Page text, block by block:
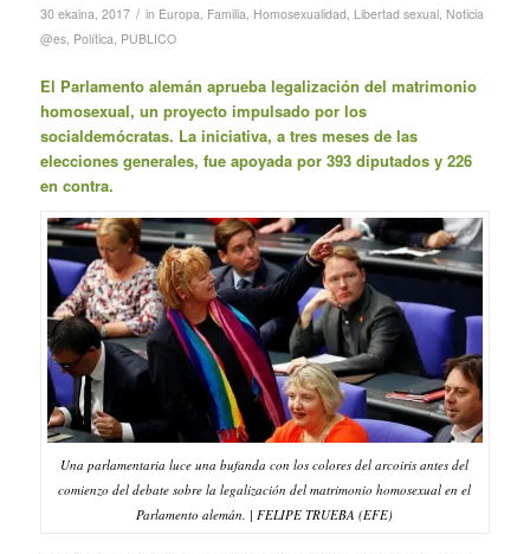
30 ekaina, 2017 / in Europa Familia Homosexualidad Libertad sexual, Noticia
@es, Política PUBLICO
El Parlamento alemán aprueba legalización del matrimonio
homosexual, un proyecto impulsado por los
socialdemócratas. La iniciativa, a tres meses de las
elecciones generales, fue apoyada por 393 diputados y 226
en contra.
Una parlamentaria luce una bufanda con los colores del arcoiris antes del
comienzo del debate sobre la legalización del matrimonio homosexual en el
Parlamento alemán. | FELIPE TRUEBA (EFE)